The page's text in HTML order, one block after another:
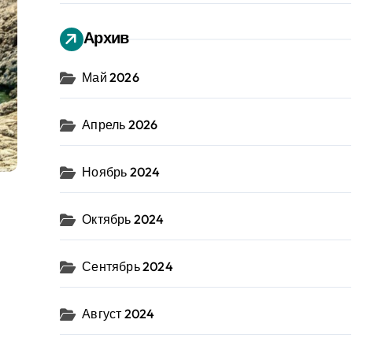
Архив
Май 2026
Апрель 2026
Ноябрь 2024
Октябрь 2024
Сентябрь 2024
Август 2024